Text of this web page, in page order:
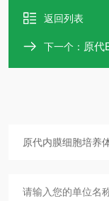
返回列表
下一个： 原代